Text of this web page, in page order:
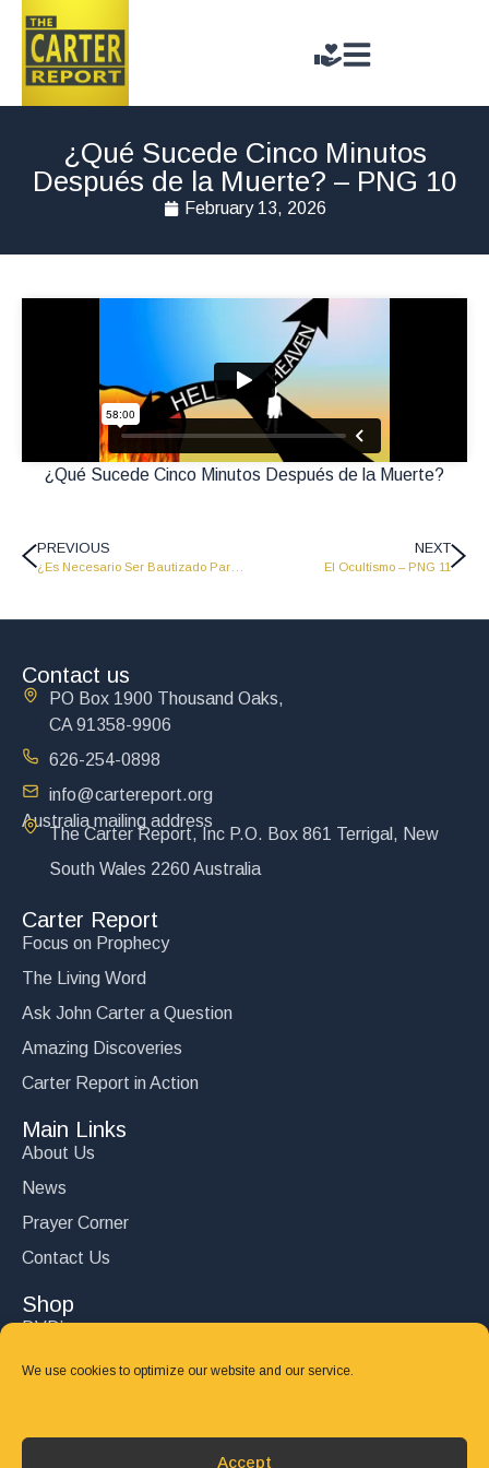
We use cookies to optimize our website and our service.
Accept
¿Qué Sucede Cinco Minutos
Después de la Muerte? – PNG 10
February 13, 2026
¿Qué Sucede Cinco Minutos Después de la Muerte?
PREVIOUS NEXT
El Ocultísmo – PNG 11
Contact us
PO Box 1900 Thousand Oaks,
CA 91358-9906
626-254-0898
info@cartereport.org
Australia mailing address
The Carter Report, Inc P.O. Box 861 Terrigal, New
South Wales 2260 Australia
Carter Report
Focus on Prophecy
The Living Word
Ask John Carter a Question
Amazing Discoveries
Carter Report in Action
Main Links
About Us
News
Prayer Corner
Contact Us
Shop
DVD’s
Books